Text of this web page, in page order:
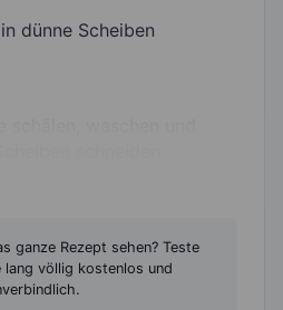
dünne Scheiben
ganze Rezept sehen? Teste
lang völlig kostenlos und